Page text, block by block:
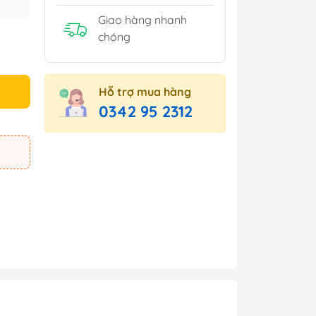
Giao hàng nhanh
chóng
Hỗ trợ mua hàng
0342 95 2312